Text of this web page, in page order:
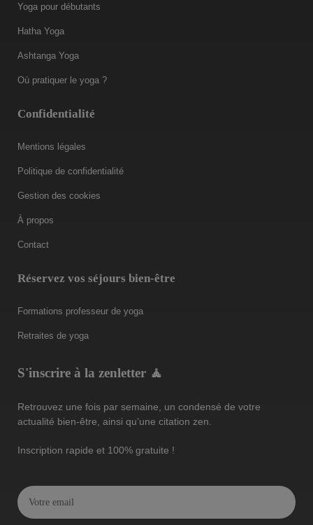
Yoga pour débutants
Hatha Yoga
Ashtanga Yoga
Où pratiquer le yoga ?
Confidentialité
Mentions légales
Politique de confidentialité
Gestion des cookies
À propos
Contact
Réservez vos séjours bien-être
Formations professeur de yoga
Retraites de yoga
S'inscrire à la zenletter 🧘
Retrouvez une fois par semaine, un condensé de votre
actualité bien-être, ainsi qu’une citation zen.
Inscription rapide et 100% gratuite !